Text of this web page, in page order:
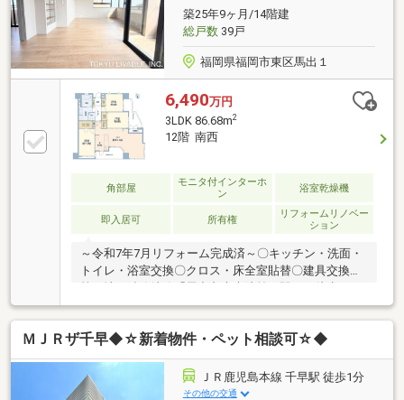
ますが、月額4000円～で駐車場もご利用いただける環
境です。
築25年9ヶ月/14階建
総戸数39戸
福岡県福岡市東区馬出１
6,490万円
3LDK 86.68m2
12階 南西
角部屋
モニタ付インターホ
ン
浴室乾燥機
即入居可 所有権
リフォームリノベー
ション
～令和7年7月リフォーム完成済～〇キッチン・洗面・
トイレ・浴室交換〇クロス・床全室貼替〇建具交換
分、JR鹿児島本線「吉塚」駅から徒歩6分というダブ
ルアクセス！・三方向に開口部を持ち自然な光と風が
室内を巡ります ・吹抜を設けた設計により、共用廊下
に面する部屋でもプライバシーを保ちつつ採光を確保
しています ・リビングの出窓は空間に奥行きを与え、
抜け感を感じることができる眺望は魅力的です・キッ
ＭＪＲザ千早◆☆新着物件・ペット相談可☆◆
ＪＲ鹿児島本線 千早駅 徒歩1分
その他の交通